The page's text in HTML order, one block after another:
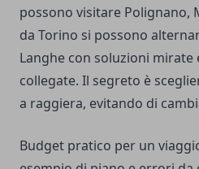
possono visitare Polignano,
da Torino si possono
Langhe con soluzioni
collegate. Il segreto è
a raggiera, evitando di
Budget pratico per un